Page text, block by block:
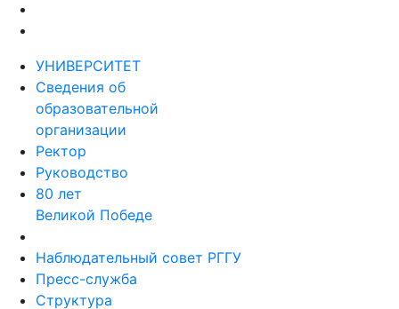
УНИВЕРСИТЕТ
Сведения об
образовательной
организации
Ректор
Руководство
80 лет
Великой Победе
Наблюдательный совет РГГУ
Пресс-служба
Структура